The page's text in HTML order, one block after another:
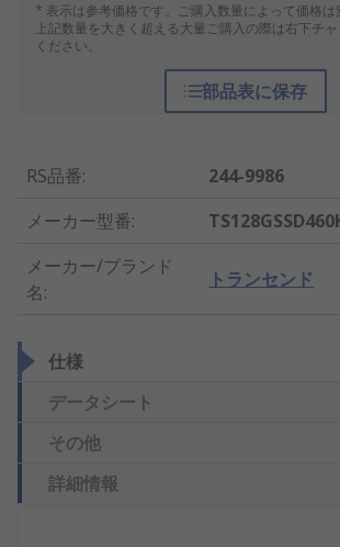
* 表示は参考価格です。ご購入数量によって価格は
上記数量を大きく超える大量ご購入の際は右下チ
ください。
部品表に保存
RS品番:
244-9986
メーカー型番:
メーカー/ブランド
名:
トランセンド
仕様
データシート
その他
詳細情報